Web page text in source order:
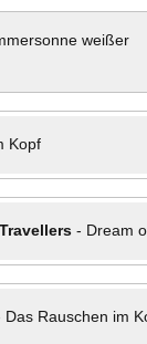
weißer
Kopf
- Dream
Das Rauschen im